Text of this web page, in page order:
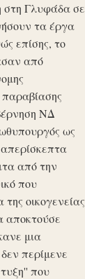
στη Γλυφάδα σε
τα έργα
επίσης, το
από
ΝΔ
ως
από την
που
της οικογενείας
αποκτούσε
μια
περίμενε
που